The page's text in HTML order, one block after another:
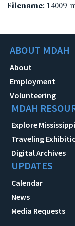
Filename: 14009-
ABOUT MDAH
About
Employment
Volunteering
MDAH
Explore Mississippi
Traveling
Digital Archives
UPDATES
Calendar
News
Media Requests